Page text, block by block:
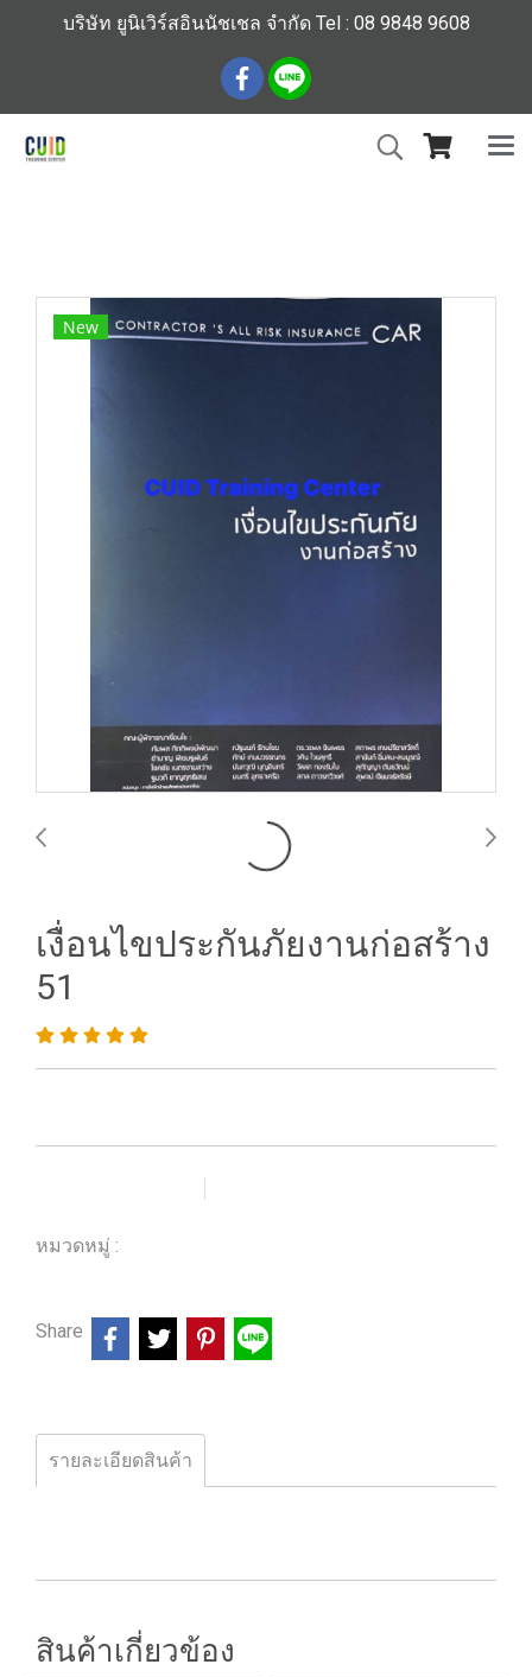
บริษัท ยูนิเวิร์สอินนัชเชล จำกัด Tel : 08 9848 9608
New
เงื่อนไขประกันภัยงานก่อสร้าง
51
หมวดหมู่ :
Share
รายละเอียดสินค้า
สินค้าเกี่ยวข้อง